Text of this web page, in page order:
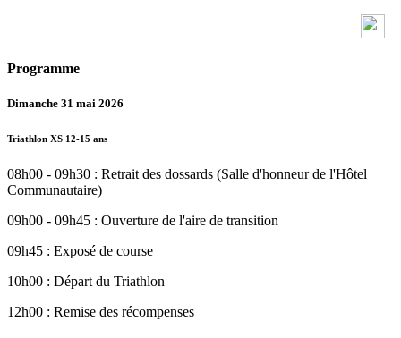
Programme
Dimanche 31 mai 2026
Triathlon XS 12-15 ans
08h00 - 09h30 : Retrait des dossards (Salle d'honneur de l'Hôtel
Communautaire)
09h00 - 09h45 : Ouverture de l'aire de transition
09h45 : Exposé de course
10h00 : Départ du Triathlon
12h00 : Remise des récompenses